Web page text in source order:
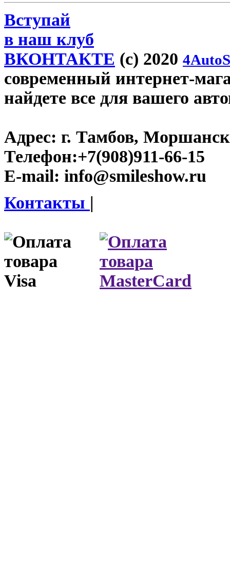
Вступай
в наш клуб
ВКОНТАКТЕ (c) 2020
современный интернет-
найдете все для вашего
Адрес: г. Тамбов,
Телефон:+7(908)911-66-15
E-mail: info@smileshow.ru
Контакты |